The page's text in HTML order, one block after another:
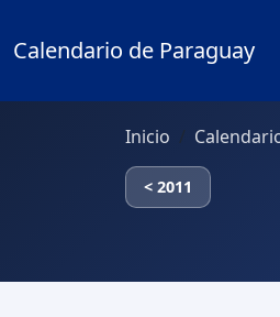
Calendario de Paraguay
Inicio
< 2011